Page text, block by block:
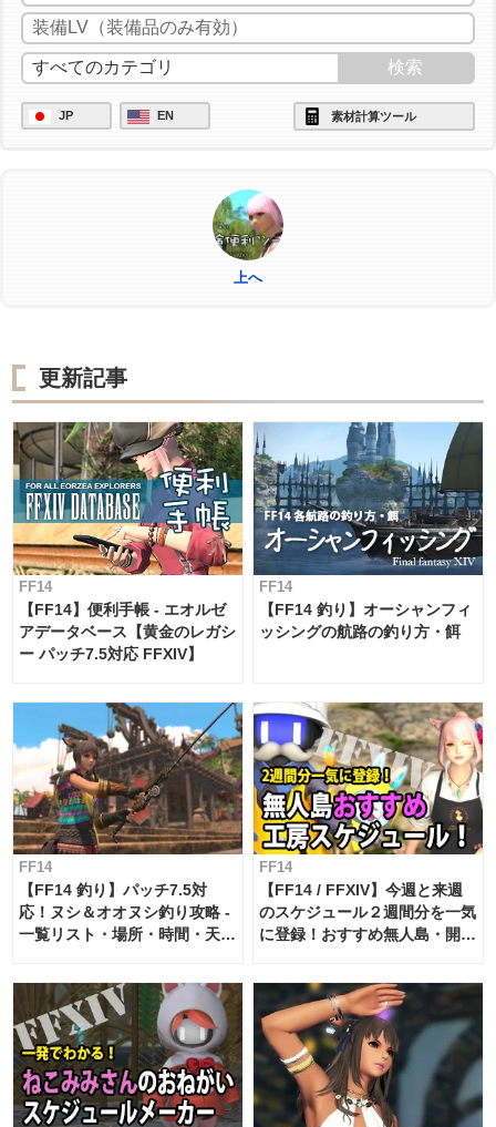
/ac "イノベーション" <wait.2>
/ac "匠の神業" <wait.3>
/ac "グレートストライド" <wait.2>
/ac "ビエルゴの祝福" <wait.3>
JP EN 素材計算ツール
上へ
更新記事
FF14
【FF14】便利手帳 - エオルゼ
アデータベース【黄金のレガシ
ー パッチ7.5対応 FFXIV】
FF14
【FF14 釣り】オーシャンフィ
ッシングの航路の釣り方・餌
FF14
【FF14 釣り】パッチ7.5対
応！ヌシ＆オオヌシ釣り攻略 -
一覧リスト・場所・時間・天
FF14
【FF14 / FFXIV】今週と来週
のスケジュール２週間分を一気
に登録！おすすめ無人島・開拓